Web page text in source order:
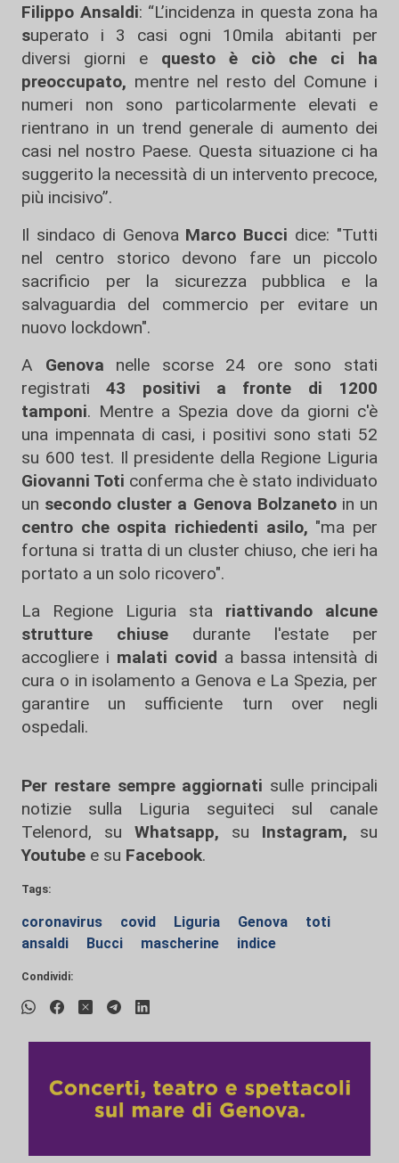
Filippo Ansaldi: “L’incidenza in questa zona ha
superato i 3 casi ogni 10mila abitanti per
diversi giorni e questo è ciò che ci ha
preoccupato, mentre nel resto del Comune i
numeri non sono particolarmente elevati e
rientrano in un trend generale di aumento dei
casi nel nostro Paese. Questa situazione ci ha
suggerito la necessità di un intervento precoce,
più incisivo”.
Il sindaco di Genova Marco Bucci dice: "Tutti
nel centro storico devono fare un piccolo
sacrificio per la sicurezza pubblica e la
salvaguardia del commercio per evitare un
nuovo lockdown".
A Genova nelle scorse 24 ore sono stati
registrati43 positivi a fronte di 1200
tamponi. Mentre a Spezia dove da giorni c'è
una impennata di casi, i positivi sono stati 52
su 600 test. Il presidente della Regione Liguria
Giovanni Toti conferma che è stato individuato
un secondo cluster a Genova Bolzanetoin un
centro che ospita richiedenti asilo, "ma per
fortuna si tratta di un cluster chiuso, che ieri ha
portato a un solo ricovero".
La Regione Liguria sta riattivando alcune
strutture chiuse durante l'estate per
accogliere i malati covid a bassa intensità di
cura o in isolamento a Genova e La Spezia, per
garantire un sufficiente turn over negli
ospedali.
Per restare sempre aggiornati sulle principali
notizie sulla Liguria seguiteci sul canale
Telenord, su
Whatsapp, su Instagram, su
Youtube e su Facebook.
Tags:
coronavirus covid Liguria Genova
toti
ansaldi
Bucci mascherine indice
Condividi: